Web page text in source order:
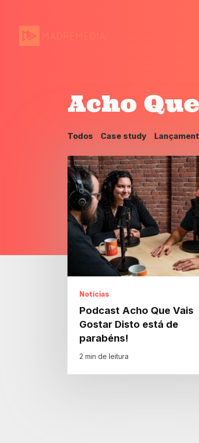
Acho
Todos Case study
Notícias
Podcast Acho Que Vais
Gostar Disto está de
parabéns!
2 min de leitura